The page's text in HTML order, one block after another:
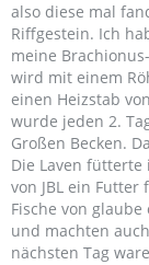
also diese mal
Riffgestein. Ich
meine
wird mit einem
einen Heizstab
wurde jeden 2.
Großen Becken.
Die Laven fütterte
von JBL ein
Fische von
und machten
nächsten Tag